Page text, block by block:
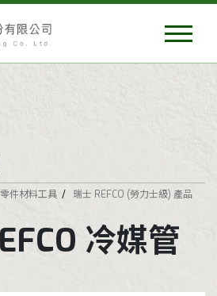
零件材料工具 瑞士 REFCO (勞力士級) 產品
冷媒管